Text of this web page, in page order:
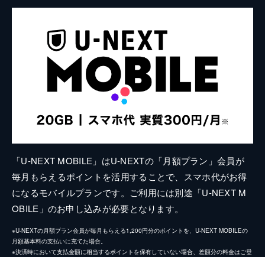
「U-NEXT MOBILE」はU-NEXTの「月額プラン」会員が
毎月もらえるポイントを活用することで、スマホ代がお得
になるモバイルプランです。ご利用には別途「U-NEXT M
OBILE」のお申し込みが必要となります。
※U-NEXTの月額プラン会員が毎月もらえる1,200円分のポイントを、U-NEXT MOBILEの
月額基本料の支払いに充てた場合。
※決済時において支払金額に相当するポイントを保有していない場合、差額分の料金はご登